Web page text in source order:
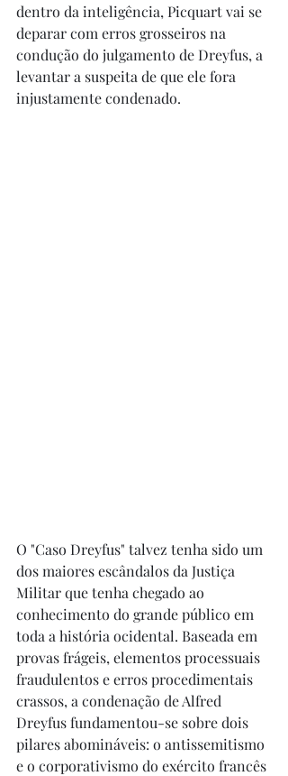
dentro da inteligência, Picquart vai se
deparar com erros grosseiros na
condução do julgamento de Dreyfus, a
levantar a suspeita de que ele fora
injustamente condenado.
O "Caso Dreyfus" talvez tenha sido um
dos maiores escândalos da Justiça
Militar que tenha chegado ao
conhecimento do grande público em
toda a história ocidental. Baseada em
provas frágeis, elementos processuais
fraudulentos e erros procedimentais
crassos, a condenação de Alfred
Dreyfus fundamentou-se sobre dois
pilares abomináveis: o antissemitismo
e o corporativismo do exército francês